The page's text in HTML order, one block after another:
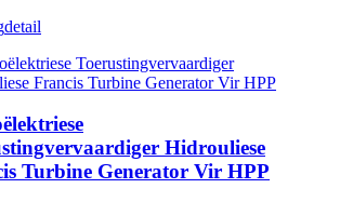
detail
Hidrouliese
Turbine Generator Vir HPP